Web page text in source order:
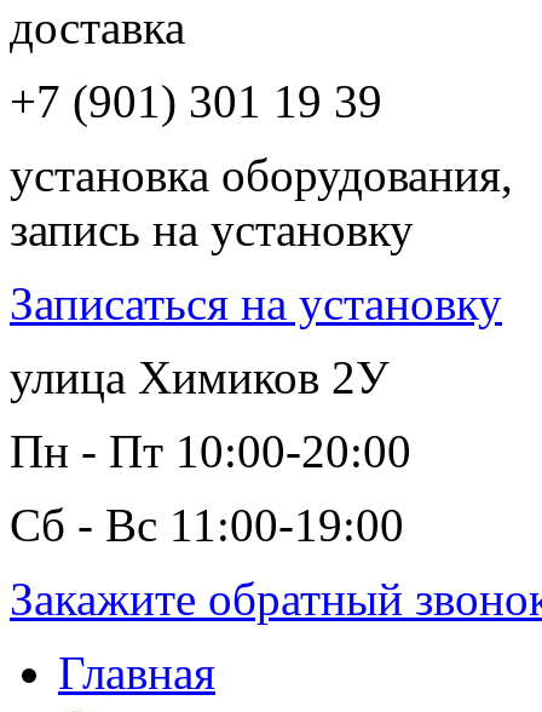
доставка
+7 (901) 301 19 39
установка оборудования,
запись на установку
Записаться на установку
улица Химиков 2У
Пн - Пт 10:00-20:00
Сб - Вс 11:00-19:00
Закажите обратный
Главная